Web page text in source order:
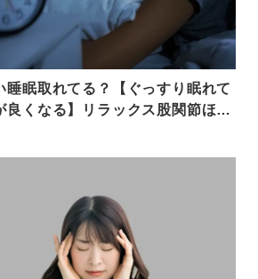
睡眠取れてる？【ぐっすり眠れて
良くなる】リラックス股関節ほぐ